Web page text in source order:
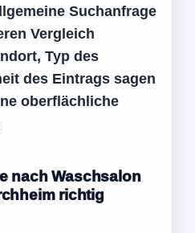
Suchanfrage
Vergleich
Typ des
des Eintrags sagen
oberflächliche
nach Waschsalon
richtig